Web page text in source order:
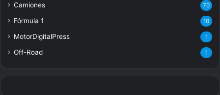
Camiones 70
Fórmula 1 10
MotorDigitalPress 1
Off-Road 1